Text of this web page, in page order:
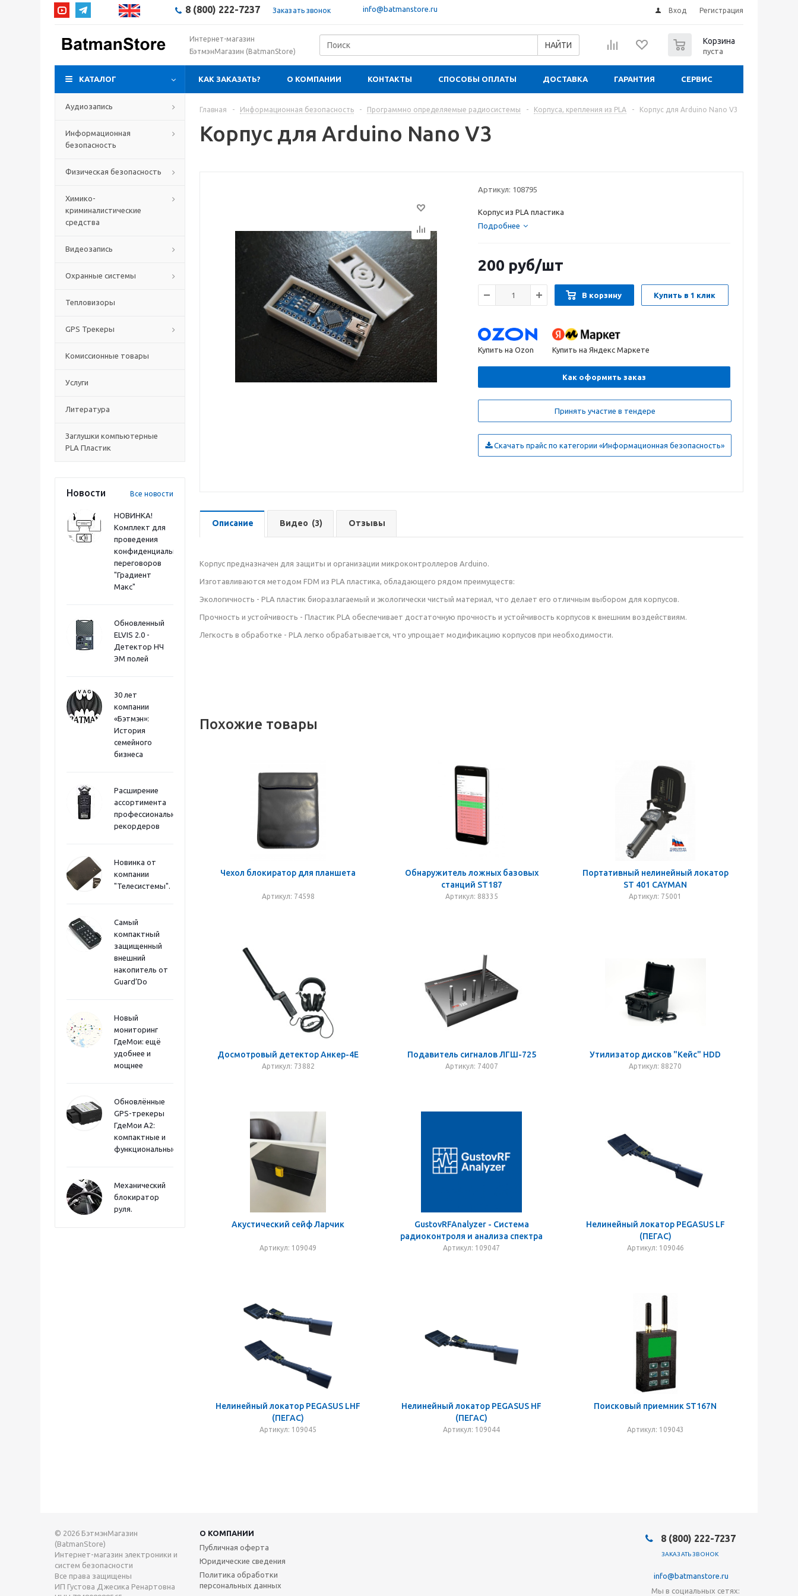
8 (800) 222-7237 Заказать звонок info@batmanstore.ru Вход Регистрация
Интернет-магазин
БэтмэнМагазин (BatmanStore)
НАЙТИ Корзина
пуста
КАТАЛОГ КАК ЗАКАЗАТЬ? О КОМПАНИИ КОНТАКТЫ СПОСОБЫ ОПЛАТЫ ДОСТАВКА ГАРАНТИЯ СЕРВИС
Аудиозапись
Информационная
безопасность
Физическая безопасность
Химико-
криминалистические
средства
Видеозапись
Охранные системы
Тепловизоры
GPS Трекеры
Комиссионные товары
Услуги
Литература
Заглушки компьютерные
PLA Пластик
Новости Все новости
НОВИНКА!
Комплект для
проведения
конфиденциальных
переговоров
"Градиент
Макс"
Обновленный
ELVIS 2.0 -
Детектор НЧ
ЭМ полей
30 лет
компании
«Бэтмэн»:
История
семейного
бизнеса
Расширение
ассортимента
профессиональных
рекордеров
Новинка от
компании
"Телесистемы".
Самый
компактный
защищенный
внешний
накопитель от
Guard’Do
Новый
мониторинг
ГдеМои: ещё
удобнее и
мощнее
Обновлённые
GPS-трекеры
ГдеМои А2:
компактные и
функциональные
Механический
блокиратор
руля.
Главная - Информационная безопасность - Программно определяемые радиосистемы - Корпуса, крепления из PLA - Корпус для Arduino Nano V3
Корпус для Arduino Nano V3
Артикул: 108795
Корпус из PLA пластика
Подробнее
200 руб/шт
В корзину Купить в 1 клик
Купить на Ozon Купить на Яндекс Маркете
Как оформить заказ
Принять участие в тендере
Скачать прайс по категории «Информационная безопасность»
Описание Видео (3) Отзывы
Корпус предназначен для защиты и организации микроконтроллеров Arduino.
Изготавливаются методом FDM из PLA пластика, обладающего рядом преимуществ:
Экологичность - PLA пластик биоразлагаемый и экологически чистый материал, что делает его отличным выбором для корпусов.
Прочность и устойчивость - Пластик PLA обеспечивает достаточную прочность и устойчивость корпусов к внешним воздействиям.
Легкость в обработке - PLA легко обрабатывается, что упрощает модификацию корпусов при необходимости.
Похожие товары
Чехол блокиратор для планшета
Артикул: 74598
Обнаружитель ложных базовых
станций ST187
Артикул: 88335
Портативный нелинейный локатор
ST 401 CAYMAN
Артикул: 75001
Досмотровый детектор Анкер-4Е
Артикул: 73882
Подавитель сигналов ЛГШ-725
Артикул: 74007
Утилизатор дисков "Кейс" HDD
Артикул: 88270
Акустический сейф Ларчик
Артикул: 109049
GustovRFAnalyzer - Система
радиоконтроля и анализа спектра
Артикул: 109047
Нелинейный локатор PEGASUS LF
(ПЕГАС)
Артикул: 109046
Нелинейный локатор PEGASUS LHF
(ПЕГАС)
Артикул: 109045
Нелинейный локатор PEGASUS HF
(ПЕГАС)
Артикул: 109044
Поисковый приемник ST167N
Артикул: 109043
© 2026 БэтмэнМагазин
(BatmanStore)
Интернет-магазин электроники и
систем безопасности
Все права защищены
ИП Густова Джесика Ренартовна
О КОМПАНИИ
Публичная оферта
Юридические сведения
Политика обработки
персональных данных
8 (800) 222-7237
ЗАКАЗАТЬ ЗВОНОК
info@batmanstore.ru
Мы в социальных сетях: